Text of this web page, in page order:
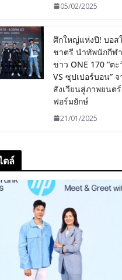
05/02/2025
ศึกใหญ่แห่งปี! บอส
ชาตรี นำทัพนักกีฬ
ข่าว ONE 170 “ต
VS ซุปเปอร์บอน” จ
สังเวียนสู่ภาพยนต
ฟอร์มยักษ์
21/01/2025
ตล์